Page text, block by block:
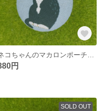
円
SOLD OUT